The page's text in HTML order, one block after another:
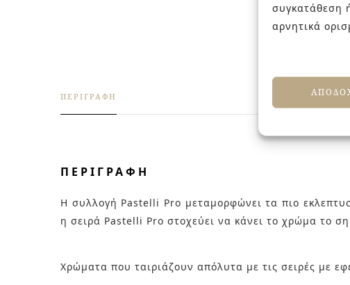
συγκατάθεση
αρνητικά
ΠΕΡΙΓΡΑΦΉ
ΠΕΡΙΓΡΑΦΉ
Η συλλογή Pastelli Pro μεταμορφώνει τα πιο
η σειρά Pastelli Pro στοχεύει να κάνει το χρώμα το
Χρώματα που ταιριάζουν απόλυτα με τις σειρές με